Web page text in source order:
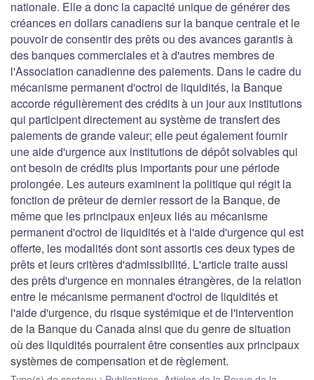
nationale. Elle a donc la capacité unique de générer des
créances en dollars canadiens sur la banque centrale et le
pouvoir de consentir des prêts ou des avances garantis à
des banques commerciales et à d'autres membres de
l'Association canadienne des paiements. Dans le cadre du
mécanisme permanent d'octroi de liquidités, la Banque
accorde régulièrement des crédits à un jour aux institutions
qui participent directement au système de transfert des
paiements de grande valeur; elle peut également fournir
une aide d'urgence aux institutions de dépôt solvables qui
ont besoin de crédits plus importants pour une période
prolongée. Les auteurs examinent la politique qui régit la
fonction de prêteur de dernier ressort de la Banque, de
même que les principaux enjeux liés au mécanisme
permanent d'octroi de liquidités et à l'aide d'urgence qui est
offerte, les modalités dont sont assortis ces deux types de
prêts et leurs critères d'admissibilité. L'article traite aussi
des prêts d'urgence en monnaies étrangères, de la relation
entre le mécanisme permanent d'octroi de liquidités et
l'aide d'urgence, du risque systémique et de l'intervention
de la Banque du Canada ainsi que du genre de situation
où des liquidités pourraient être consenties aux principaux
systèmes de compensation et de règlement.